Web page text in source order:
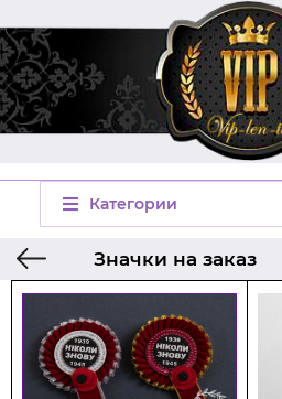
Категории
Значки на заказ